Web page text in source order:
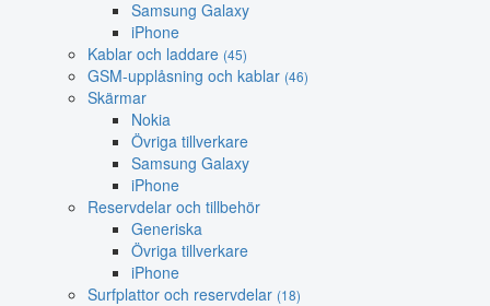
Samsung Galaxy
iPhone
Kablar och laddare (45)
GSM-upplåsning och kablar (46)
Skärmar
Nokia
Övriga tillverkare
Samsung Galaxy
iPhone
Reservdelar och tillbehör
Generiska
Övriga tillverkare
iPhone
Surfplattor och reservdelar (18)